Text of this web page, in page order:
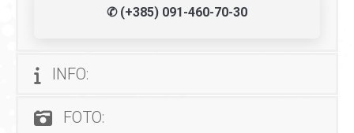
✆ (+385) 091-460-70-30
INFO:
FOTO: